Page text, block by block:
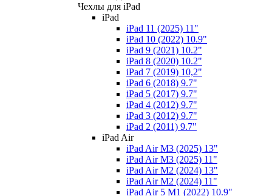
Чехлы для iPad
iPad
iPad 11 (2025) 11"
iPad 10 (2022) 10.9"
iPad 9 (2021) 10.2"
iPad 8 (2020) 10.2"
iPad 7 (2019) 10,2"
iPad 6 (2018) 9.7"
iPad 5 (2017) 9.7"
iPad 4 (2012) 9.7"
iPad 3 (2012) 9.7"
iPad 2 (2011) 9.7"
iPad Air
iPad Air M3 (2025) 13"
iPad Air M3 (2025) 11"
iPad Air M2 (2024) 13"
iPad Air M2 (2024) 11"
iPad Air 5 M1 (2022) 10.9"